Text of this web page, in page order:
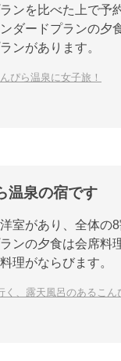
ンを比べた上で予
ダードプランの夕
ンがあります。
ぴら温泉に女子旅！
温泉の宿です
室があり、全体の
ンの夕食は会席
理がならびます。
く、露天風呂のあるこん